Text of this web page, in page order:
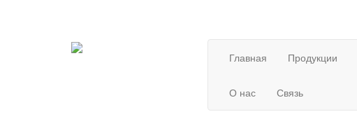
Главная Продукции
О нас Связь